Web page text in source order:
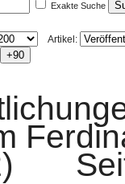
Exakte Suche
Artikel: